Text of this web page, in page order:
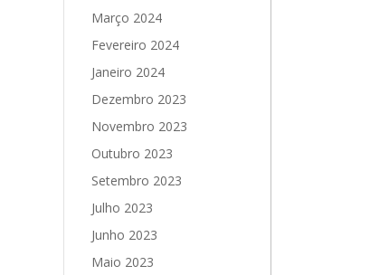
Março 2024
Fevereiro 2024
Janeiro 2024
Dezembro 2023
Novembro 2023
Outubro 2023
Setembro 2023
Julho 2023
Junho 2023
Maio 2023